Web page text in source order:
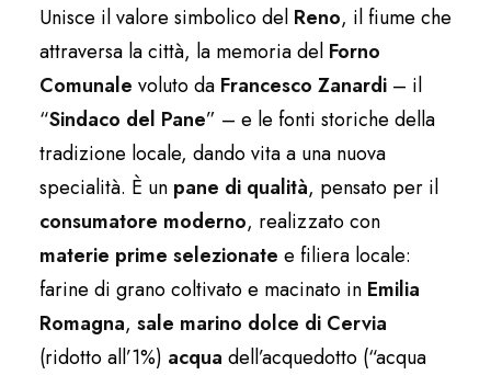
Unisce il valore simbolico del Reno, il fiume che
attraversa la città, la memoria del Forno
Comunale voluto da Francesco Zanardi – il
“Sindaco del Pane” – e le fonti storiche della
tradizione locale, dando vita a una nuova
specialità. È un pane di qualità, pensato per il
consumatore moderno, realizzato con
materie prime selezionate e filiera locale:
farine di grano coltivato e macinato in Emilia
Romagna, sale marino dolce di Cervia
(ridotto all’1%) acqua dell’acquedotto (“acqua